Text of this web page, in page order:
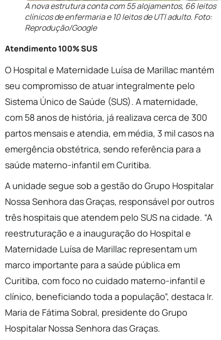
A nova estrutura conta com 55 alojamentos, 66 leitos
clínicos de enfermaria e 10 leitos de UTI adulto. Foto:
Reprodução/Google
Atendimento 100% SUS
O Hospital e Maternidade Luísa de Marillac mantém
seu compromisso de atuar integralmente pelo
Sistema Único de Saúde (SUS). A maternidade,
com 58 anos de história, já realizava cerca de 300
partos mensais e atendia, em média, 3 mil casos na
emergência obstétrica, sendo referência para a
saúde materno-infantil em Curitiba.
A unidade segue sob a gestão do Grupo Hospitalar
Nossa Senhora das Graças, responsável por outros
três hospitais que atendem pelo SUS na cidade. “A
reestruturação e a inauguração do Hospital e
Maternidade Luísa de Marillac representam um
marco importante para a saúde pública em
Curitiba, com foco no cuidado materno-infantil e
clínico, beneficiando toda a população”, destaca Ir.
Maria de Fátima Sobral, presidente do Grupo
Hospitalar Nossa Senhora das Graças.